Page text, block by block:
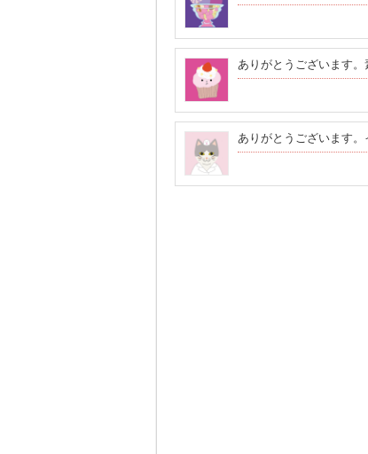
ありがとうございます。
ありがとうございます。